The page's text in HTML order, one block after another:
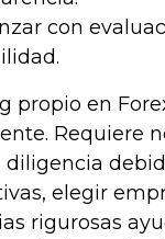
con
propio en
Requiere
elegir
rigurosas